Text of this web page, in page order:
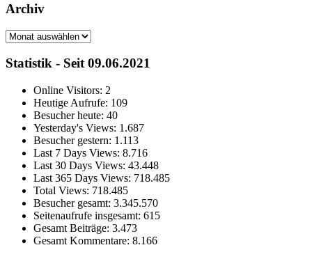
Archiv
Archiv
Statistik - Seit 09.06.2021
Online Visitors: 2
Heutige Aufrufe: 109
Besucher heute: 40
Yesterday's Views: 1.687
Besucher gestern: 1.113
Last 7 Days Views: 8.716
Last 30 Days Views: 43.448
Last 365 Days Views: 718.485
Total Views: 718.485
Besucher gesamt: 3.345.570
Seitenaufrufe insgesamt: 615
Gesamt Beiträge: 3.473
Gesamt Kommentare: 8.166